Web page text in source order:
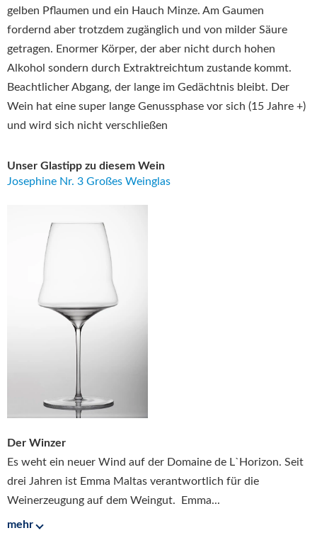
gelben Pflaumen und ein Hauch Minze. Am Gaumen
fordernd aber trotzdem zugänglich und von milder Säure
getragen. Enormer Körper, der aber nicht durch hohen
Alkohol sondern durch Extraktreichtum zustande kommt.
Beachtlicher Abgang, der lange im Gedächtnis bleibt. Der
Wein hat eine super lange Genussphase vor sich (15 Jahre +)
und wird sich nicht verschließen
Unser Glastipp zu diesem Wein
Josephine Nr. 3 Großes Weinglas
Der Winzer
Es weht ein neuer Wind auf der Domaine de L`Horizon. Seit
drei Jahren ist Emma Maltas verantwortlich für die
Weinerzeugung auf dem Weingut. Emma...
mehr